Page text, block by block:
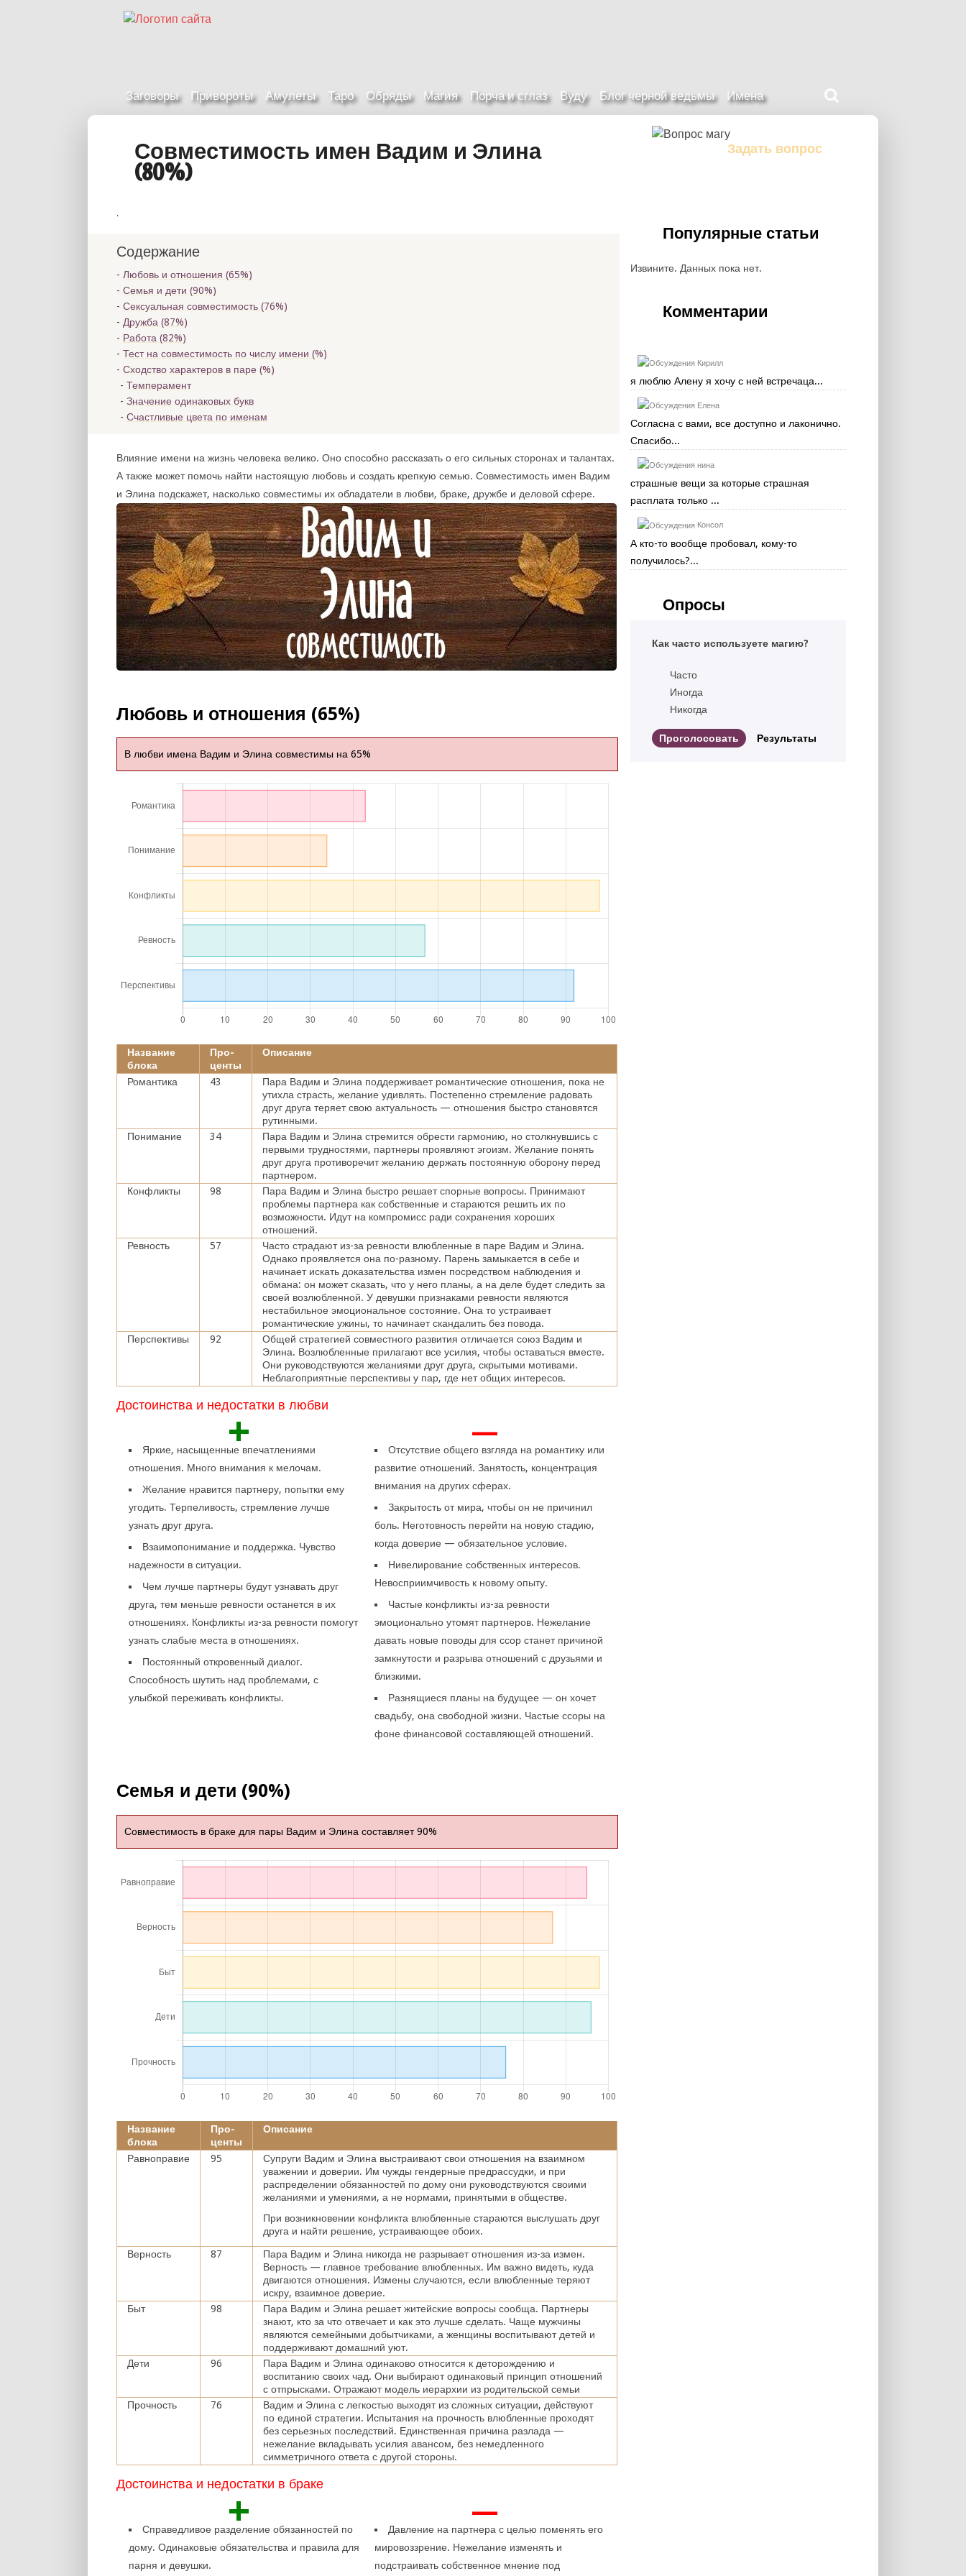
Заговоры Привороты Амулеты Таро Обряды Магия Порча и сглаз Вуду Блог черной ведьмы Имена
сайте
Совместимость имен Вадим и Элина
(80%)
.
Содержание
Любовь и отношения (65%)
Семья и дети (90%)
Сексуальная совместимость (76%)
Дружба (87%)
Работа (82%)
Тест на совместимость по числу имени (%)
Сходство характеров в паре (%)
Темперамент
Значение одинаковых букв
Счастливые цвета по именам
Влияние имени на жизнь человека велико. Оно способно рассказать о его сильных сторонах и талантах.
А также может помочь найти настоящую любовь и создать крепкую семью. Совместимость имен Вадим
и Элина подскажет, насколько совместимы их обладатели в любви, браке, дружбе и деловой сфере.
Любовь и отношения (65%)
В любви имена Вадим и Элина совместимы на 65%
Название
блока
Про-
центы
Описание
Романтика 43
Пара Вадим и Элина поддерживает романтические отношения, пока не
утихла страсть, желание удивлять. Постепенно стремление радовать
друг друга теряет свою актуальность — отношения быстро становятся
рутинными.
Понимание
34
Пара Вадим и Элина стремится обрести гармонию, но столкнувшись с
первыми трудностями, партнеры проявляют эгоизм. Желание понять
друг друга противоречит желанию держать постоянную оборону перед
партнером.
Конфликты
98
Пара Вадим и Элина быстро решает спорные вопросы. Принимают
проблемы партнера как собственные и стараются решить их по
возможности. Идут на компромисс ради сохранения хороших
отношений.
Ревность
57
Часто страдают из-за ревности влюбленные в паре Вадим и Элина.
Однако проявляется она по-разному. Парень замыкается в себе и
начинает искать доказательства измен посредством наблюдения и
обмана: он может сказать, что у него планы, а на деле будет следить за
своей возлюбленной. У девушки признаками ревности являются
нестабильное эмоциональное состояние. Она то устраивает
романтические ужины, то начинает скандалить без повода.
Перспективы
92
Общей стратегией совместного развития отличается союз Вадим и
Элина. Возлюбленные прилагают все усилия, чтобы оставаться вместе.
Они руководствуются желаниями друг друга, скрытыми мотивами.
Неблагоприятные перспективы у пар, где нет общих интересов.
Достоинства и недостатки в любви
+
Яркие, насыщенные впечатлениями
отношения. Много внимания к мелочам.
Желание нравится партнеру, попытки ему
угодить. Терпеливость, стремление лучше
узнать друг друга.
Взаимопонимание и поддержка. Чувство
надежности в ситуации.
Чем лучше партнеры будут узнавать друг
друга, тем меньше ревности останется в их
отношениях. Конфликты из-за ревности помогут
узнать слабые места в отношениях.
Постоянный откровенный диалог.
Способность шутить над проблемами, с
улыбкой переживать конфликты.
—
Отсутствие общего взгляда на романтику или
развитие отношений. Занятость, концентрация
внимания на других сферах.
Закрытость от мира, чтобы он не причинил
боль. Неготовность перейти на новую стадию,
когда доверие — обязательное условие.
Нивелирование собственных интересов.
Невосприимчивость к новому опыту.
Частые конфликты из-за ревности
эмоционально утомят партнеров. Нежелание
давать новые поводы для ссор станет причиной
замкнутости и разрыва отношений с друзьями и
близкими.
Разнящиеся планы на будущее — он хочет
свадьбу, она свободной жизни. Частые ссоры на
фоне финансовой составляющей отношений.
Семья и дети (90%)
Совместимость в браке для пары Вадим и Элина составляет 90%
Название
блока
Про-
центы
Описание
Равноправие 95
Супруги Вадим и Элина выстраивают свои отношения на взаимном
уважении и доверии. Им чужды гендерные предрассудки, и при
распределении обязанностей по дому они руководствуются своими
желаниями и умениями, а не нормами, принятыми в обществе.
При возникновении конфликта влюбленные стараются выслушать друг
друга и найти решение, устраивающее обоих.
Верность 87
Пара Вадим и Элина никогда не разрывает отношения из-за измен.
Верность — главное требование влюбленных. Им важно видеть, куда
двигаются отношения. Измены случаются, если влюбленные теряют
искру, взаимное доверие.
Быт
98
Пара Вадим и Элина решает житейские вопросы сообща. Партнеры
знают, кто за что отвечает и как это лучше сделать. Чаще мужчины
являются семейными добытчиками, а женщины воспитывают детей и
поддерживают домашний уют.
Дети
96
Пара Вадим и Элина одинаково относится к деторождению и
воспитанию своих чад. Они выбирают одинаковый принцип отношений
с отпрысками. Отражают модель иерархии из родительской семьи
Прочность
76
Вадим и Элина с легкостью выходят из сложных ситуации, действуют
по единой стратегии. Испытания на прочность влюбленные проходят
без серьезных последствий. Единственная причина разлада —
нежелание вкладывать усилия авансом, без немедленного
симметричного ответа с другой стороны.
Достоинства и недостатки в браке
+
Справедливое разделение обязанностей по
дому. Одинаковые обязательства и правила для
парня и девушки.
—
Давление на партнера с целью поменять его
мировоззрение. Нежелание изменять и
подстраивать собственное мнение под
Задать вопрос
Популярные статьи
Извините. Данных пока нет.
Комментарии
Кирилл
я люблю Алену я хочу с ней встречаца...
Елена
Согласна с вами, все доступно и лаконично.
Спасибо...
нина
страшные вещи за которые страшная
расплата только ...
Консол
А кто-то вообще пробовал, кому-то
получилось?...
Опросы
Как часто используете магию?
Часто
Иногда
Никогда
Результаты